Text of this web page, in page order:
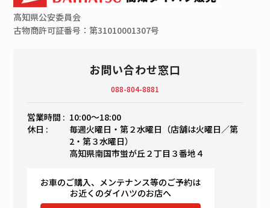
高知県公安委員会
古物商許可証番号：第31010001307号
お問い合わせ窓口
088-804-8881
営業時間 : 10:00〜18:00
休日 :
毎週火曜日・第２水曜日（店舗は火曜日／第
2・第３水曜日）
高知県南国市蛍が丘２丁目３番地４
お車のご購入、メンテナンス等のご予約は
お近くのダイハツのお店へ